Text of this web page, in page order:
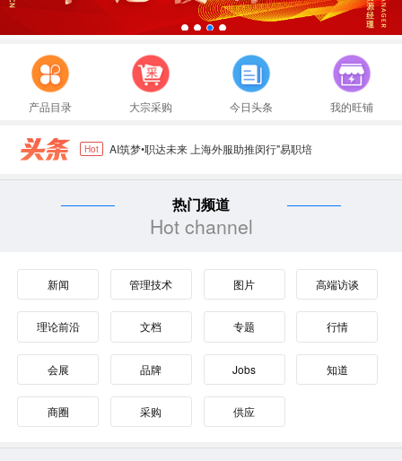
产品目录 大宗采购 今日头条 我的旺铺
Hot
践行城市"智能+"战略，上海外服以人力资源
"AI无界•人力向新" 上海市人工智能+人力资
艾默生举办2026无界自动化峰会，以AI与本土
AI筑梦•职达未来 上海外服助推闵行"易职培
金沙中国荣获Great Place To Work认证™
热门频道
Hot channel
新闻 管理技术 图片 高端访谈
理论前沿 文档 专题 行情
会展 品牌 Jobs 知道
商圈 采购 供应